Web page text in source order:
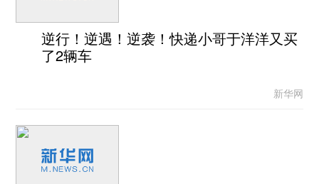
逆行！逆遇！逆袭！快递小哥于洋洋又买
了2辆车
新华网